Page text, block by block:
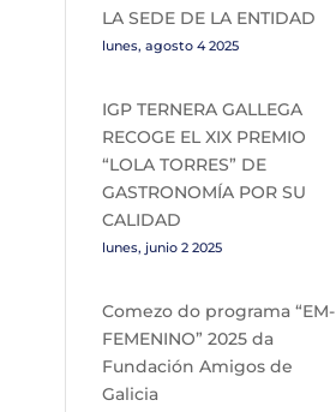
LA SEDE DE LA ENTIDAD
lunes, agosto 4 2025
IGP TERNERA GALLEGA
RECOGE EL XIX PREMIO
“LOLA TORRES” DE
GASTRONOMÍA POR SU
CALIDAD
lunes, junio 2 2025
Comezo do programa “EM-
FEMENINO” 2025 da
Fundación Amigos de
Galicia